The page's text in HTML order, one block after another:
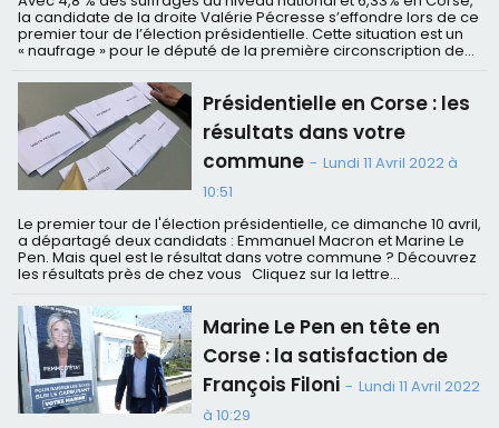
la candidate de la droite Valérie Pécresse s’effondre lors de ce
premier tour de l’élection présidentielle. Cette situation est un
« naufrage » pour le député de la première circonscription de...
Présidentielle en Corse : les
résultats dans votre
commune - Lundi 11 Avril 2022 à
10:51
Le premier tour de l'élection présidentielle, ce dimanche 10 avril,
a départagé deux candidats : Emmanuel Macron et Marine Le
Pen. Mais quel est le résultat dans votre commune ? Découvrez
les résultats près de chez vous Cliquez sur la lettre...
Marine Le Pen en tête en
Corse : la satisfaction de
François Filoni - Lundi 11 Avril 2022
à 10:29